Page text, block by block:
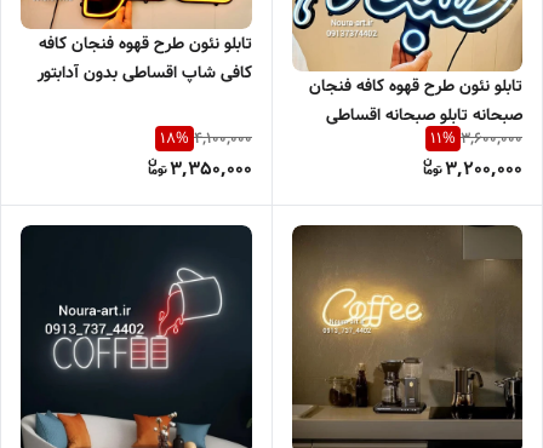
تابلو نئون طرح قهوه کافه فنجان
صبحانه تابلو صبحانه اقساطی
بدون آدابتور
3,600,000
11%
3,200,000
تابلو نئون طرح قهوه فنجان کافه
کافی شاپ اقساطی بدون آدابتور
4,100,000
18%
3,350,000